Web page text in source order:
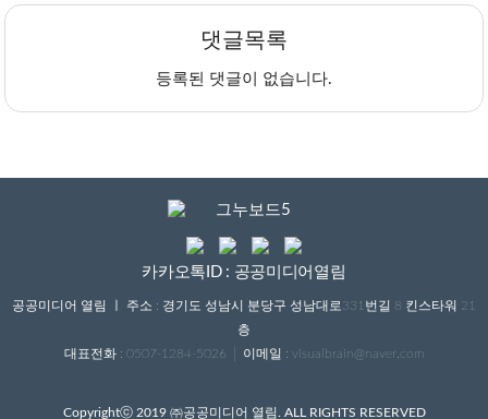
댓글목록
등록된 댓글이 없습니다.
Copyrightⓒ 2019 ㈜공공미디어 열림. ALL RIGHTS RESERVED
공공미디어 열림 ㅣ 주소 : 경기도 성남시 분당구 성남대로331번길 8 킨스타워 21
층
대표전화 : 0507-1284-5026 │ 이메일 : visualbrain@naver.com
카카오톡ID : 공공미디어열림